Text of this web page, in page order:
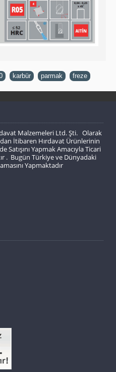
karbür parmak freze
Malzemeleri Ltd. Şti. Olarak
İtibaren Hırdavat Ürünlerinin
Satışını Yapmak Amacıyla Ticari
. Bugün Türkiye ve Dünyadaki
Yapmaktadır